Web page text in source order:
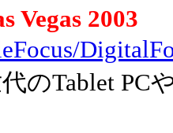
Vegas 2003
のTablet PC